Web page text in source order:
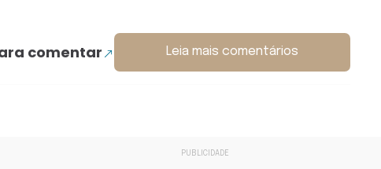
comentar Leia mais comentários